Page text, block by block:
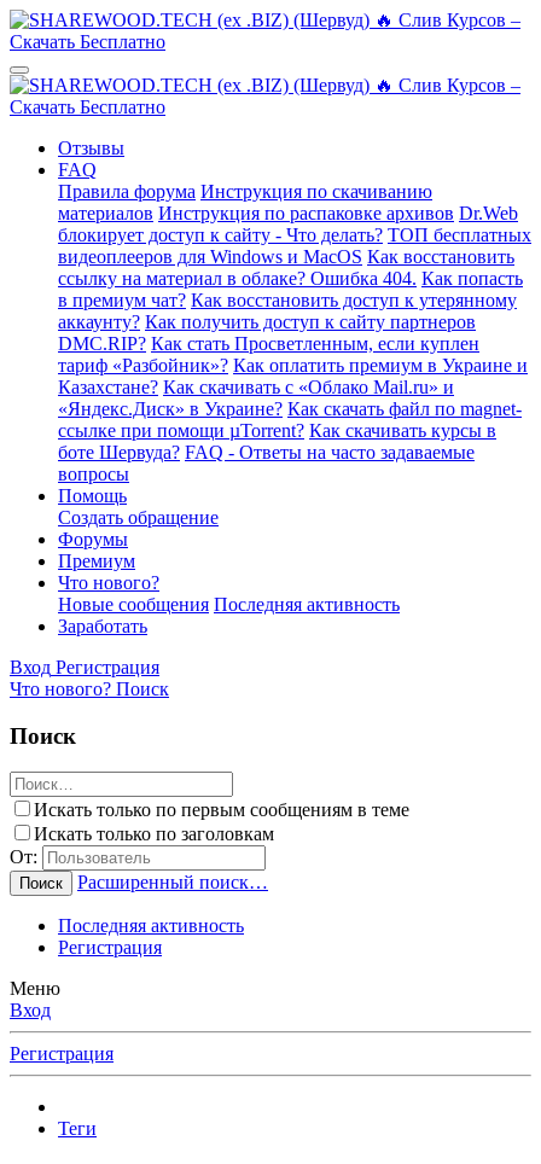
Отзывы
FAQ
Правила форума Инструкция по скачиванию
материалов Инструкция по распаковке архивов Dr.Web
блокирует доступ к сайту - Что делать? ТОП бесплатных
видеоплееров для Windows и MacOS Как восстановить
ссылку на материал в облаке? Ошибка 404. Как попасть
в премиум чат? Как восстановить доступ к утерянному
аккаунту? Как получить доступ к сайту партнеров
DMC.RIP? Как стать Просветленным, если куплен
тариф «Разбойник»? Как оплатить премиум в Украине и
Казахстане? Как скачивать с «Облако Mail.ru» и
«Яндекс.Диск» в Украине? Как скачать файл по magnet-
ссылке при помощи µTorrent? Как скачивать курсы в
боте Шервуда? FAQ - Ответы на часто задаваемые
вопросы
Помощь
Создать обращение
Форумы
Премиум
Что нового?
Новые сообщения Последняя активность
Заработать
Вход Регистрация
Что нового? Поиск
Поиск
Искать только по первым сообщениям в теме
Искать только по заголовкам
От:
Поиск Расширенный поиск…
Последняя активность
Регистрация
Меню
Вход
Регистрация
Теги